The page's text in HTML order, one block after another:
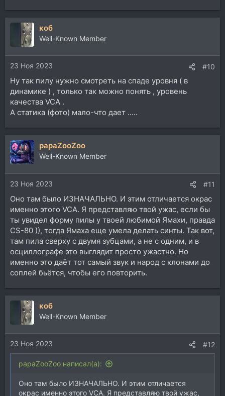
коб
Well-Known Member
23 Ноя 2023 #10
Ну так пилу нужно смотреть на спаде уровня ( в
динамике ) , только так можно понять , уровень
качества VCA .
А статика (фото) мало-что дает .....
papaZooZoo
Well-Known Member
23 Ноя 2023 #11
Оно там было ИЗНАЧАЛЬНО. И этим отличается окрас
именно этого VCA. Я представляю твой ужас, если бы
ты увидел форму пилы у твоей любимой Ямахи, правда
CS-80 )), тогда Ямаха еще умела делать синты. Так вот,
там пила сверху с двумя зубцами, а не с одним, и в
осциллографе это выглядит просто ужастно. Но
именно это даёт тот самый звук и народ с клонами до
соплей бьётся, чтобы его повторить.
коб
Well-Known Member
23 Ноя 2023 #12
papaZooZoo написал(а):
Оно там было ИЗНАЧАЛЬНО. И этим отличается
окрас именно этого VCA. Я представляю твой ужас,